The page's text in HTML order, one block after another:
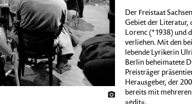
Der Freistaat
Gebiet der Literatur,
Lorenc (*1938) und
verliehen. Mit den
lebende Lyrikerin
Berlin beheimatete
Preisträger
Herausgeber, der
bereits mit